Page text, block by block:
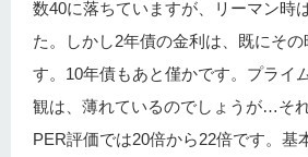
数40に落ちていますが、リーマン時
た。しかし2年債の金利は、既にそ
す。10年債もあと僅かです。プライ
観は、薄れているのでしょうが…そ
PER評価では20倍から22倍です。基